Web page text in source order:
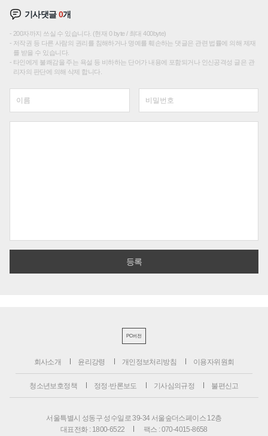
기사댓글0개
200자까지 쓰실 수 있습니다. (현재 0 byte / 최대 400byte)
저작권 등 다른 사람의 권리를 침해하거나 명예를 훼손하는 댓글은 관련 법률에 의해 제재
를 받을 수 있습니다.
타인에게 불쾌감을 주는 욕설 등 비하하는 단어가 내용에 포함되거나 인신공격성 글은 관
리자의 판단에 의해 삭제 합니다.
PC버전
회사소개 윤리강령 개인정보처리방침 이용자위원회
청소년보호정책 정정·반론보도 기사심의규정 불편신고
서울특별시 성동구 성수일로 39-34 서울숲더스페이스 12층
대표전화 : 1800-6522
팩스 : 070-4015-8658